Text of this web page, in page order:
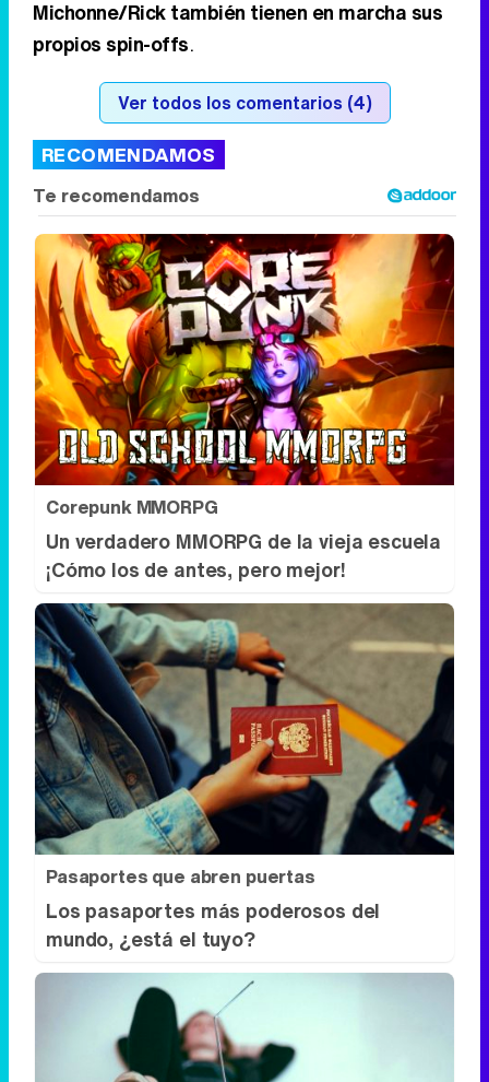
isla se ha infestado de caminantes que
recorren tanto las calles como los inmensos
tendrán que aventurarse los personajes de
Jeffrey Dean Morgany
improbable colaboración. Después de 'Dead
City', AMC+ tendrá otros dos ases
postapocalípticos, ya queDaryl y
Michonne/Rick también tienen en marcha sus
propios spin-offs.
Ver todos los comentarios (4)
RECOMENDAMOS
Corepunk MMORPG
Un verdadero MMORPG de la vieja escuela
¡Cómo los de antes, pero mejor!